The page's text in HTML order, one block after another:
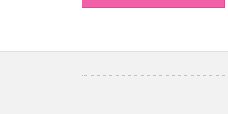
עד
⁦₪399.00⁩
מספר
ניתן